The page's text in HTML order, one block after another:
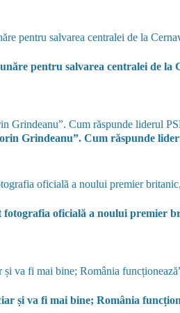
pentru salvarea centralei de la
Grindeanu”. Cum răspunde
fotografia oficială a noului premier
și va fi mai bine; România